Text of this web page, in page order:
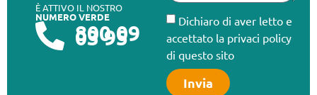
È ATTIVO IL NOSTRO
NUMERO VERDE
800 09
03 95
Dichiaro di aver letto e
accettato la privaci policy
di questo sito
Invia